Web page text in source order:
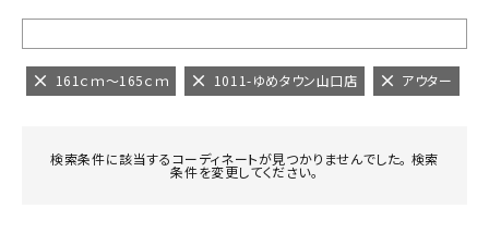
161ｃｍ～165ｃｍ 1011-ゆめタウン山口店 アウター
検索条件に該当するコーディネートが見つかりませんでした。 検索
条件を変更してください。